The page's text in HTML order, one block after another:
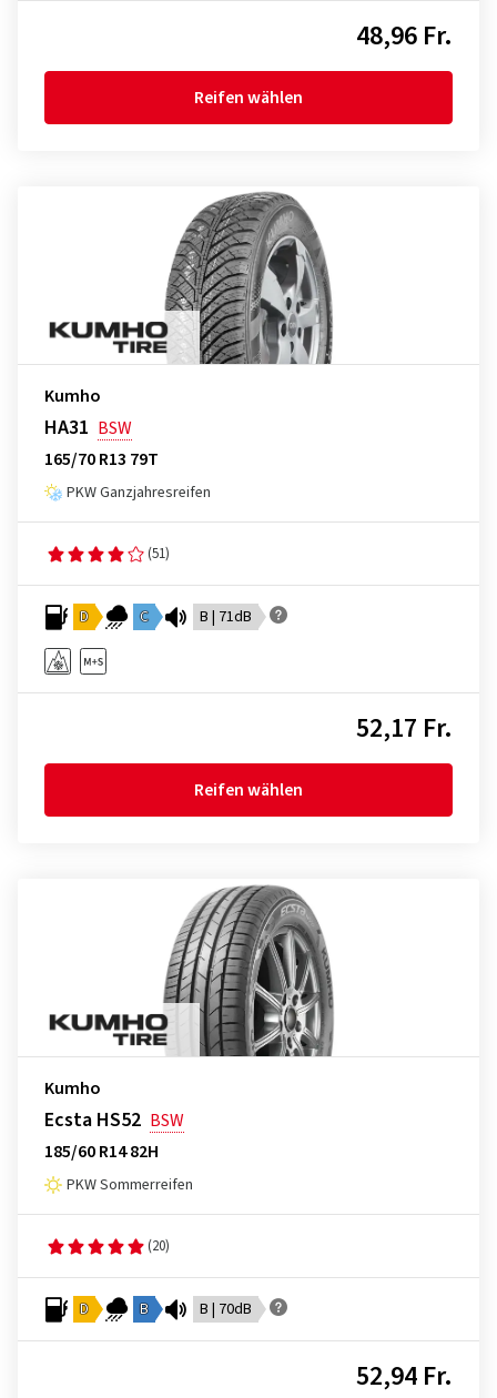
48,96 Fr.
Reifen wählen
Kumho
HA31 BSW
165/70 R13 79T
PKW Ganzjahresreifen
(51)
D C B | 71dB
52,17 Fr.
Reifen wählen
Kumho
Ecsta HS52 BSW
185/60 R14 82H
PKW Sommerreifen
(20)
D B B | 70dB
52,94 Fr.